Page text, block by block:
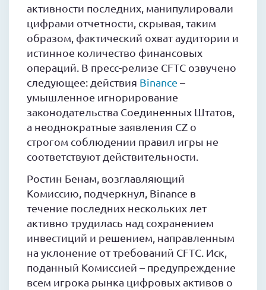
активности последних, манипулировали
цифрами отчетности, скрывая, таким
образом, фактический охват аудитории и
истинное количество финансовых
операций. В пресс-релизе CFTC озвучено
следующее: действия Binance –
умышленное игнорирование
законодательства Соединенных Штатов,
а неоднократные заявления CZ о
строгом соблюдении правил игры не
соответствуют действительности.
Ростин Бенам, возглавляющий
Комиссию, подчеркнул, Binance в
течение последних нескольких лет
активно трудилась над сохранением
инвестиций и решением, направленным
на уклонение от требований CFTC. Иск,
поданный Комиссией – предупреждение
всем игрока рынка цифровых активов о